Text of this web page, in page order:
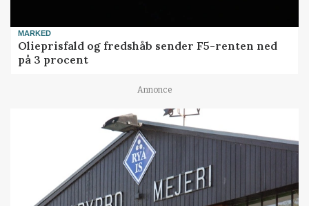
MARKED
Olieprisfald og fredshåb sender F5-renten ned
på 3 procent
Annonce